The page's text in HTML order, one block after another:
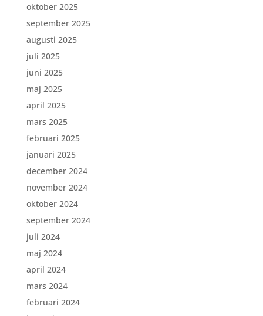
oktober 2025
september 2025
augusti 2025
juli 2025
juni 2025
maj 2025
april 2025
mars 2025
februari 2025
januari 2025
december 2024
november 2024
oktober 2024
september 2024
juli 2024
maj 2024
april 2024
mars 2024
februari 2024